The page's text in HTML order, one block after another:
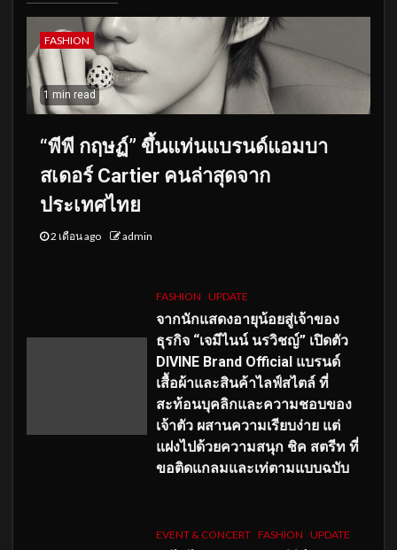
FASHION
1 min read
“พีพี กฤษฏ์” ขึ้นแท่นแบรนด์แอมบา
สเดอร์ Cartier คนล่าสุดจาก
ประเทศไทย
2 เดือน ago admin
FASHION UPDATE
จากนักแสดงอายุน้อยสู่เจ้าของ
ธุรกิจ “เจมีไนน์ นรวิชญ์” เปิดตัว
DIVINE Brand Official แบรนด์
เสื้อผ้าและสินค้าไลฟ์สไตล์ ที่
สะท้อนบุคลิกและความชอบของ
เจ้าตัว ผสานความเรียบง่าย แต่
แฝงไปด้วยความสนุก ชิค สตรีท ที่
ขอติดแกลมและเท่ตามแบบฉบับ
EVENT & CONCERT FASHION UPDATE